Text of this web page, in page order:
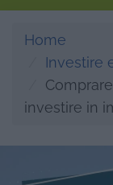
Home
Investire
investire in